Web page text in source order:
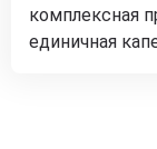
комплексная
единичная